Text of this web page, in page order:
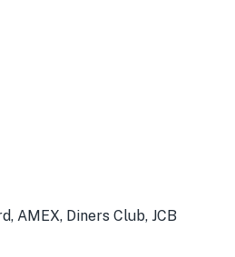
AMEX, Diners Club, JCB